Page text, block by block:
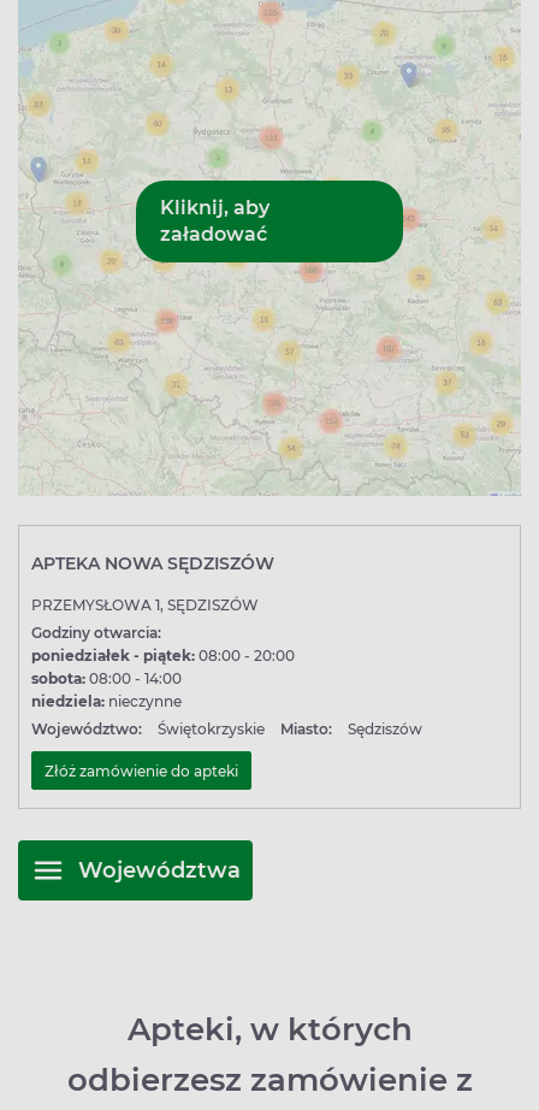
APTEKA NOWA SĘDZISZÓW
PRZEMYSŁOWA 1, SĘDZISZÓW
Godziny otwarcia:
poniedziałek - piątek: 08:00 - 20:00
sobota: 08:00 - 14:00
niedziela: nieczynne
Województwo:
Świętokrzyskie Miasto: Sędziszów
Złóż zamówienie do apteki
Województwa
Apteki, w których
odbierzesz zamówienie z